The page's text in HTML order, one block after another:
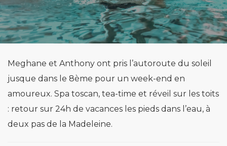
Meghane et Anthony ont pris l’autoroute du soleil
jusque dans le 8ème pour un week-end en
amoureux. Spa toscan, tea-time et réveil sur les toits
: retour sur 24h de vacances les pieds dans l’eau, à
deux pas de la Madeleine.